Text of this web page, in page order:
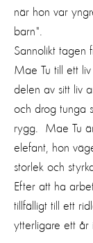
när hon var
barn".
Sannolikt tagen
Mae Tu till ett
delen av sitt liv
och drog tunga
rygg. Mae Tu
elefant, hon
storlek och
Efter att ha
tillfälligt till ett
ytterligare ett år